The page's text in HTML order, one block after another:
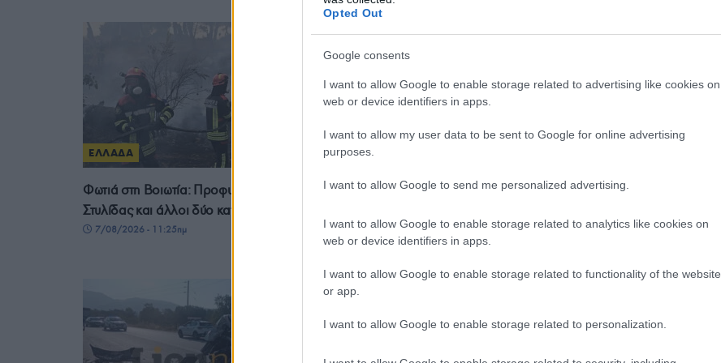
Opted Out
Google consents
I want to allow Google to enable storage related to advertising like cookies on
web or device identifiers in apps.
I want to allow my user data to be sent to Google for online advertising
purposes.
I want to allow Google to send me personalized advertising.
I want to allow Google to enable storage related to analytics like cookies on
web or device identifiers in apps.
I want to allow Google to enable storage related to functionality of the website
or app.
I want to allow Google to enable storage related to personalization.
ΕΛΛΑΔΑ
Φωτιά στη Βοιωτία: Προφυλακίστηκαν ο δήμαρχος
Στυλίδας και άλλοι δύο κατηγορούμενοι
7/08/2026 - 11:25πμ
ΕΛΑΣ: Συνελήφθη στη Γερμανία 31χρονος
Κινούνται οι διαδικασίες έκδοσής του στην Ελλάδα
7/08/2026 - 10:55πμ